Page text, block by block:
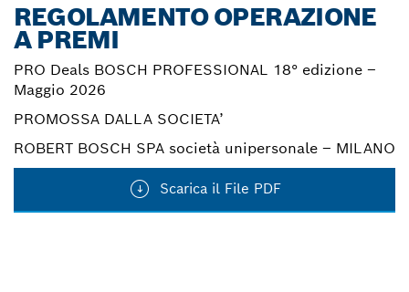
REGOLAMENTO OPERAZIONE
A PREMI
PRO Deals BOSCH PROFESSIONAL 18° edizione –
Maggio 2026
PROMOSSA DALLA SOCIETA’
ROBERT BOSCH SPA società unipersonale – MILANO
Scarica il File PDF